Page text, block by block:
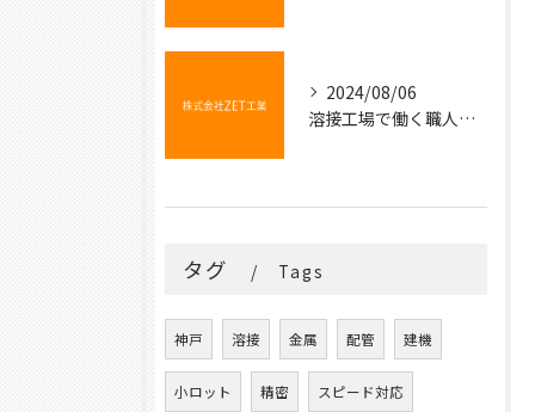
2024/08/06
溶接工場で働く職人たちの技術と情熱
タグ Tags
神戸 溶接 金属 配管 建機
小ロット 精密 スピード対応